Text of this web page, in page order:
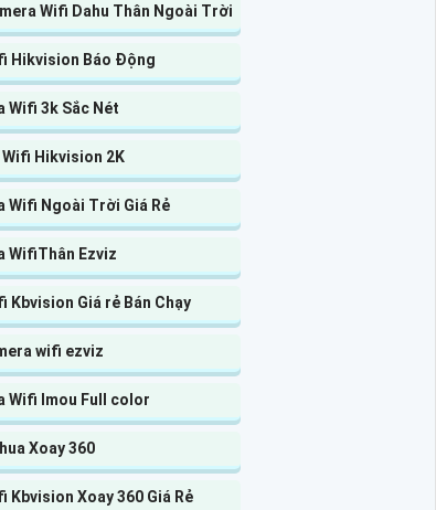
Wifi Dahu Thân Ngoài Trời
Hikvision Báo Động
Wifi 3k Sắc Nét
Wifi Hikvision 2K
Wifi Ngoài Trời Giá Rẻ
WifiThân Ezviz
Kbvision Giá rẻ Bán Chạy
wifi ezviz
Wifi Imou Full color
Xoay 360
Kbvision Xoay 360 Giá Rẻ